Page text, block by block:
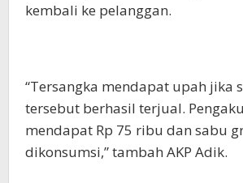
kembali ke pelanggan.
“Tersangka mendapat upah jika
tersebut berhasil terjual.
mendapat Rp 75 ribu dan sabu
dikonsumsi,” tambah AKP Adik.